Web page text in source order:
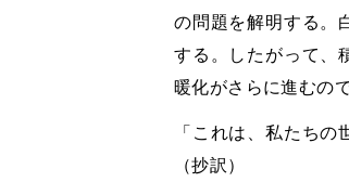
の問題を解明する。
する。したがって、
暖化がさらに進むの
「これは、私たち
（抄訳）